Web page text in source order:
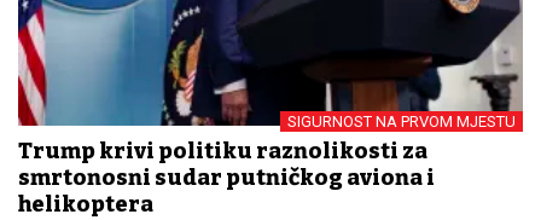
SIGURNOST NA PRVOM MJESTU
Trump krivi politiku raznolikosti za
smrtonosni sudar putničkog aviona i
helikoptera